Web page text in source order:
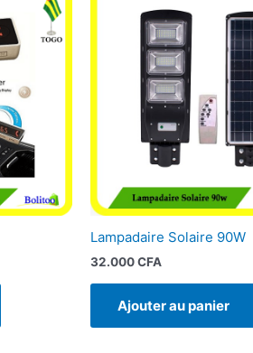
Lampadaire Solaire 90W
32.000CFA
Ajouter au panier